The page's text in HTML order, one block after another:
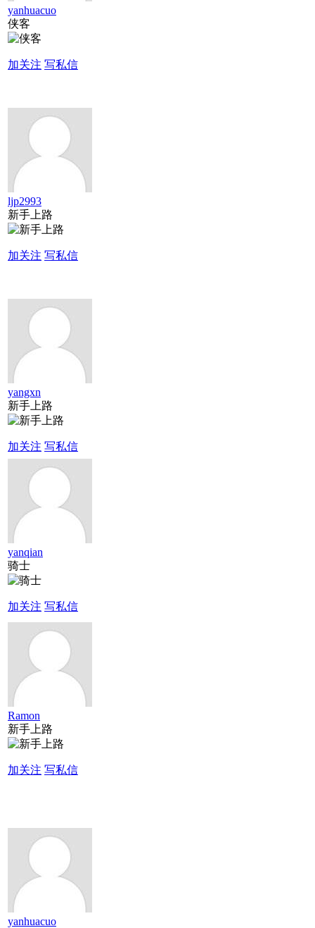
yanhuacuo
侠客
加关注 写私信
ljp2993
新手上路
加关注 写私信
yangxn
新手上路
加关注 写私信
yanqian
骑士
加关注 写私信
Ramon
新手上路
加关注 写私信
yanhuacuo